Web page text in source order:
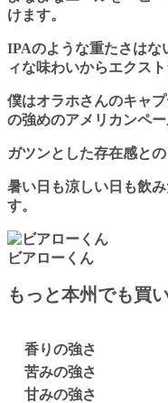
けます。
IPAのような重たさはな
ィな味わいからエクス
僕はオラホさんのキャ
の強めのアメリカンペ
ガツンとした存在感と
暑い日も涼しい日も飲
す。
ビアローくん
もっと本州でも買
香りの強さ
苦みの強さ
甘みの強さ